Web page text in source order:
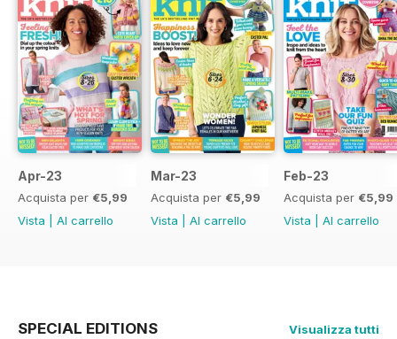
Apr-23
Acquista per €5,99
Vista
Al carrello
Mar-23
Acquista per €5,99
Vista
Al carrello
Feb-23
Acquista per €5,99
Vista
Al carrello
SPECIAL EDITIONS Visualizza tutti